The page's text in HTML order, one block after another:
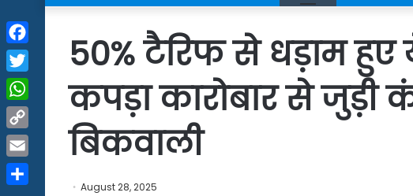
50% टैरिफ से धड़ाम
कपड़ा कारोबार से जुड़ी
बिकवाली
August 28, 2025
Facebook
Twitter
WhatsApp
Copy
Link
Email